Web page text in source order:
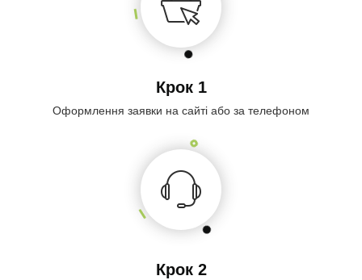
Крок 1
Оформлення заявки на сайті або за телефоном
Крок 2